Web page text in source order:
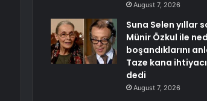
August 7, 2026
Suna Selen yıllar
Münir Özkul ile
boşandıklarını
Taze kana
dedi
August 7, 2026